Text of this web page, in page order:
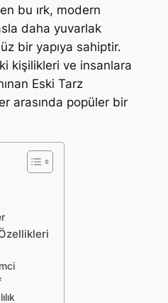
bu ırk, modern
daha yuvarlak
bir yapıya sahiptir.
kişilikleri ve insanlara
Eski Tarz
arasında popüler bir